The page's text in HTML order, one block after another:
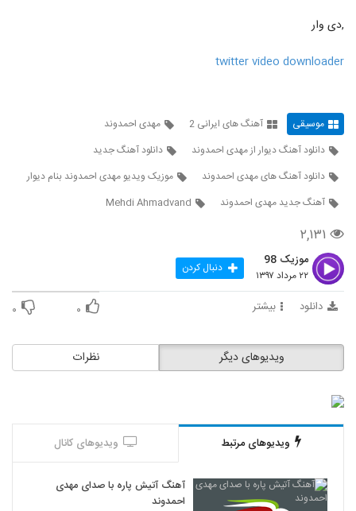
,دی وار
twitter video downloader
موسیقی آهنگ های ایرانی 2
مهدی احمدوند
دانلود آهنگ دیوار از مهدی احمدوند
دانلود آهنگ جدید
دانلود آهنگ های مهدی احمدوند
موزیک ویدیو مهدی احمدوند بنام دیوار
آهنگ جدید مهدی احمدوند
Mehdi Ahmadvand
۲,۱۳۱
موزیک 98
۲۲ مرداد ۱۳۹۷ دنبال کردن
دانلود بیشتر ۰ ۰
نظرات ویدیوهای دیگر
ویدیوهای مرتبط ویدیوهای کانال
آهنگ آتیش پاره با صدای مهدی
احمدوند